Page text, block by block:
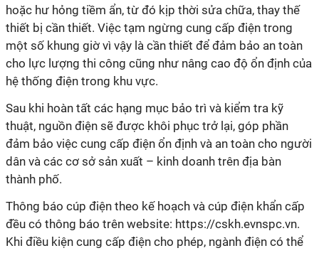
hoặc hư hỏng tiềm ẩn, từ đó kịp thời sửa chữa, thay thế
thiết bị cần thiết. Việc tạm ngừng cung cấp điện trong
một số khung giờ vì vậy là cần thiết để đảm bảo an toàn
cho lực lượng thi công cũng như nâng cao độ ổn định của
hệ thống điện trong khu vực.
Sau khi hoàn tất các hạng mục bảo trì và kiểm tra kỹ
thuật, nguồn điện sẽ được khôi phục trở lại, góp phần
đảm bảo việc cung cấp điện ổn định và an toàn cho người
dân và các cơ sở sản xuất – kinh doanh trên địa bàn
thành phố.
Thông báo cúp điện theo kế hoạch và cúp điện khẩn cấp
đều có thông báo trên website: https://cskh.evnspc.vn.
Khi điều kiện cung cấp điện cho phép, ngành điện có thể